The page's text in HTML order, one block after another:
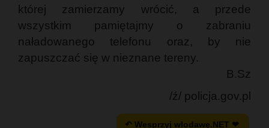
której zamierzamy wrócić, a przede
wszystkim pamiętajmy o zabraniu
naładowanego telefonu oraz, by nie
zapuszczać się w nieznane tereny.
B.Sz
/ź/ policja.gov.pl
↶ Wesprzyj wlodawę.NET ❤